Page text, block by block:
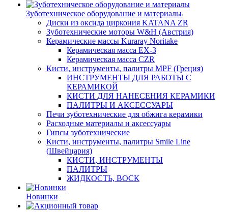
Зуботехническое оборудование и материалы
Диски из оксида циркония KATANA ZR
Зуботехнические моторы W&H (Австрия)
Керамические массы Kuraray Noritake
Керамическая масса EX-3
Керамическая масса CZR
Кисти, инструменты, палитры MPF (Греция)
ИНСТРУМЕНТЫ ДЛЯ РАБОТЫ С
КЕРАМИКОЙ
КИСТИ ДЛЯ НАНЕСЕНИЯ КЕРАМИКИ
ПАЛИТРЫ И АКСЕССУАРЫ
Печи зуботехнические для обжига керамики
Расходные материалы и аксессуары
Гипсы зуботехнические
Кисти, инструменты, палитры Smile Line
(Швейцария)
КИСТИ, ИНСТРУМЕНТЫ
ПАЛИТРЫ
ЖИДКОСТЬ, ВОСК
Новинки